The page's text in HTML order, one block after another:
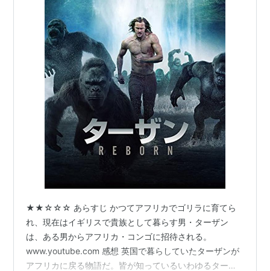
（2003） 監督
★★☆☆☆ あらすじ かつてアフリカでゴリラに育てら
れ、現在はイギリスで貴族として暮らす男・ターザン
は、ある男からアフリカ・コンゴに招待される。
www.youtube.com 感想 英国で暮らしていたターザンが
アフリカに戻る物語だ。皆が知っているいわゆるターザ